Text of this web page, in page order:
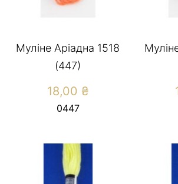
Муліне Аріадна 1518
(447)
18,00 ₴
0447